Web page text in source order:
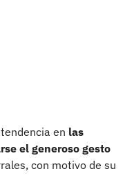
en las
el generoso gesto
con motivo de su